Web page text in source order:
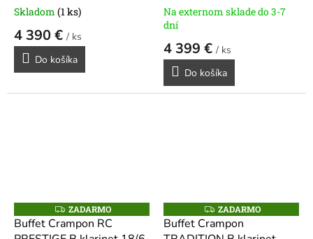
O
Skladom (1 ks)
4 390 € / ks
Do košíka
Na externom sklade do 3-7
dní
4 399 € / ks
Do košíka
Z
A
D
ZADARMO
Buffet Crampon RC
Z
A
D
ZADARMO
Buffet Crampon